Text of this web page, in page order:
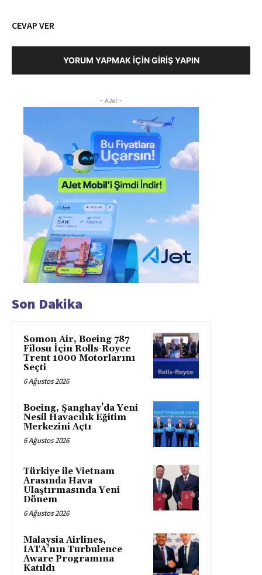
CEVAP VER
YORUM YAPMAK İÇIN GIRIŞ YAPIN
- AJet -
Son Dakika
Somon Air, Boeing 787
Filosu İçin Rolls-Royce
Trent 1000 Motorlarını
Seçti
6 Ağustos 2026
Boeing, Şanghay’da Yeni
Nesil Havacılık Eğitim
Merkezini Açtı
6 Ağustos 2026
Türkiye ile Vietnam
Arasında Hava
Ulaştırmasında Yeni
Dönem
6 Ağustos 2026
Malaysia Airlines,
IATA’nın Turbulence
Aware Programına
Katıldı